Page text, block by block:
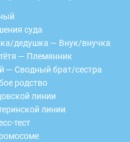
суда
дедушка — Внук/внучка
— Племянник
— Сводный брат/сестра
родство
линии
линии
тест